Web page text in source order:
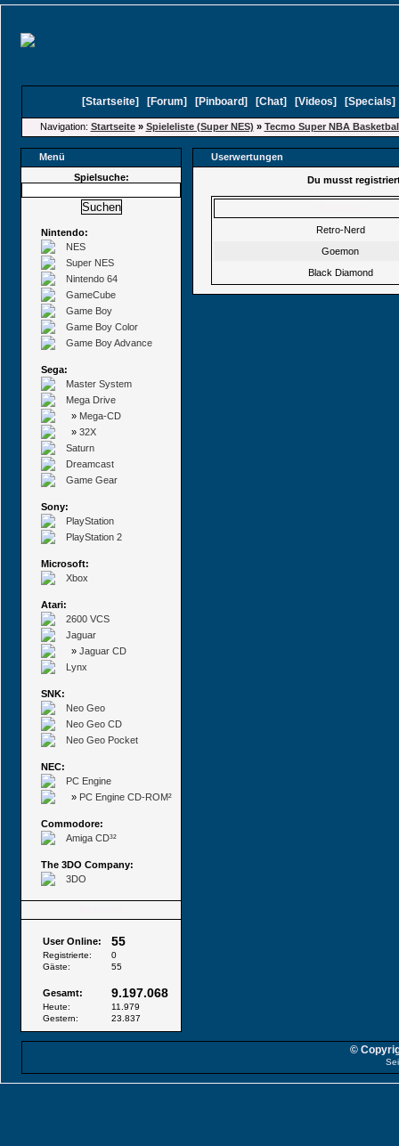
[Startseite] [Forum] [Pinboard] [Chat] [Videos] [Specials
Navigation: Startseite» Spieleliste (Super NES) » Tecmo Super NBA
Menü
Userwertungen
Spielsuche:
Nintendo:
NES
Super NES
Nintendo 64
GameCube
Game Boy
Game Boy Color
Game Boy Advance
Sega:
Master System
Mega Drive
» Mega-CD
» 32X
Saturn
Dreamcast
Game Gear
Sony:
PlayStation
PlayStation 2
Microsoft:
Xbox
Atari:
2600 VCS
Jaguar
» Jaguar CD
Lynx
SNK:
Neo Geo
Neo Geo CD
Neo Geo Pocket
NEC:
PC Engine
» PC Engine CD-ROM²
Commodore:
Amiga CD³²
The 3DO Company:
3DO
User Online: 55
Registrierte:
0
Gäste:
55
Gesamt: 9.197.068
Heute:
11.979
Gestern:
23.837
Du musst
Retro-Nerd
Goemon
Black Diamond
©